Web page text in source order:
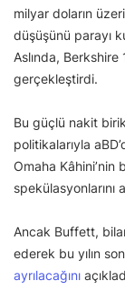
milyar doların
düşüşünü parayı
Aslında,
gerçekleştirdi.
Bu güçlü nakit
politikalarıyla
Omaha Kâhini’nin
spekülasyonlarını
Ancak Buffett,
ederek bu yılın
ayrılacağını